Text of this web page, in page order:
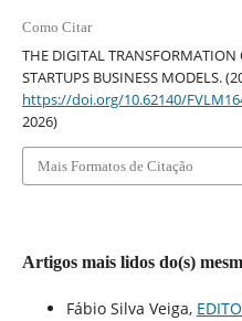
Como Citar
THE DIGITAL
STARTUPS BUSINESS MODELS.
https://doi.org/10.62140/
2026)
Mais Formatos de Citação
Artigos mais lidos do(s)
Fábio Silva Veiga,